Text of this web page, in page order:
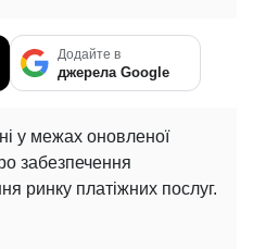
Додайте в
джерела Google
у межах оновленої
забезпечення
ринку платіжних послуг.